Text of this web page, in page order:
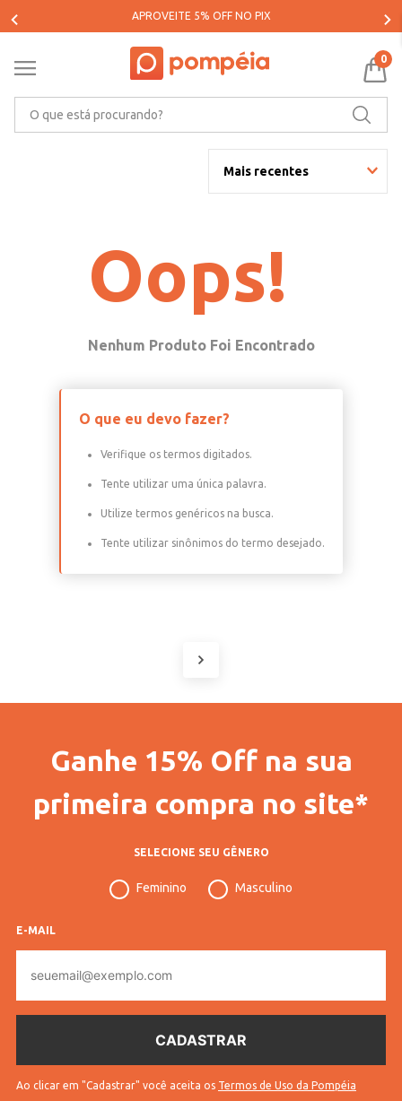
APROVEITE 5% OFF NO PIX
0
Mais recentes
Oops!
O que eu devo fazer?
Verifique os termos digitados.
Tente utilizar uma única palavra.
Utilize termos genéricos na busca.
Tente utilizar sinônimos do termo desejado.
Ganhe 15% Off na sua
primeira compra no site*
SELECIONE SEU GÊNERO
Feminino Masculino
E-MAIL
mail
Ao clicar em "Cadastrar" você aceita os Termos de Uso da Pompéia